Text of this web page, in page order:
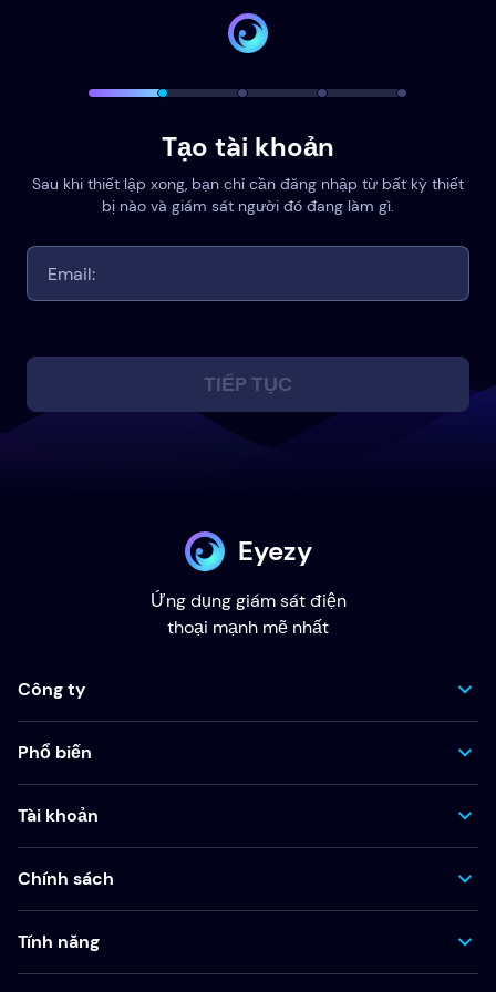
Tạo tài khoản
Sau khi thiết lập xong, bạn chỉ cần đăng nhập từ bất kỳ thiết
bị nào và giám sát người đó đang làm gì.
TIẾP TỤC
Eyezy
Ứng dụng giám sát điện
thoại mạnh mẽ nhất
Công ty
Phổ biến
Tài khoản
Chính sách
Tính năng